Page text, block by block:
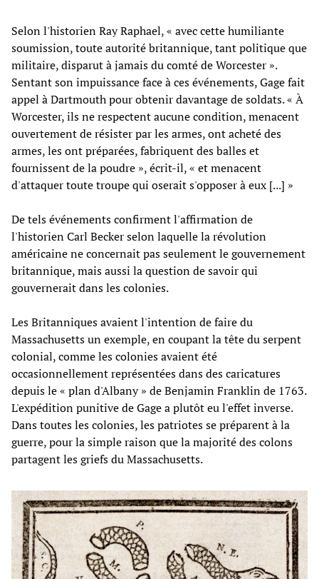
Selon l'historien Ray Raphael, « avec cette humiliante
soumission, toute autorité britannique, tant politique que
militaire, disparut à jamais du comté de Worcester ».
Sentant son impuissance face à ces événements, Gage fait
appel à Dartmouth pour obtenir davantage de soldats. « À
Worcester, ils ne respectent aucune condition, menacent
ouvertement de résister par les armes, ont acheté des
armes, les ont préparées, fabriquent des balles et
fournissent de la poudre », écrit-il, « et menacent
d'attaquer toute troupe qui oserait s'opposer à eux [...] »
De tels événements confirment l'affirmation de
l'historien Carl Becker selon laquelle la révolution
américaine ne concernait pas seulement le gouvernement
britannique, mais aussi la question de savoir qui
gouvernerait dans les colonies.
Les Britanniques avaient l'intention de faire du
Massachusetts un exemple, en coupant la tête du serpent
colonial, comme les colonies avaient été
occasionnellement représentées dans des caricatures
depuis le « plan d'Albany » de Benjamin Franklin de 1763.
L'expédition punitive de Gage a plutôt eu l'effet inverse.
Dans toutes les colonies, les patriotes se préparent à la
guerre, pour la simple raison que la majorité des colons
partagent les griefs du Massachusetts.